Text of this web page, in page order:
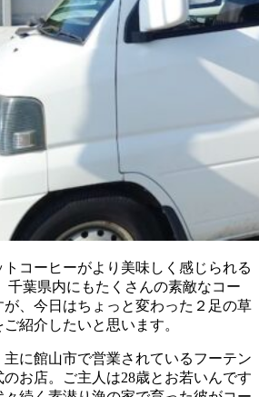
コーヒーがより美味しく感じられる
千葉県内にもたくさんの素敵なコー
が、今日はちょっと変わった２足の草
紹介したいと思います。
に館山市で営業されているフーテン
お店。ご主人は28歳とお若いんです